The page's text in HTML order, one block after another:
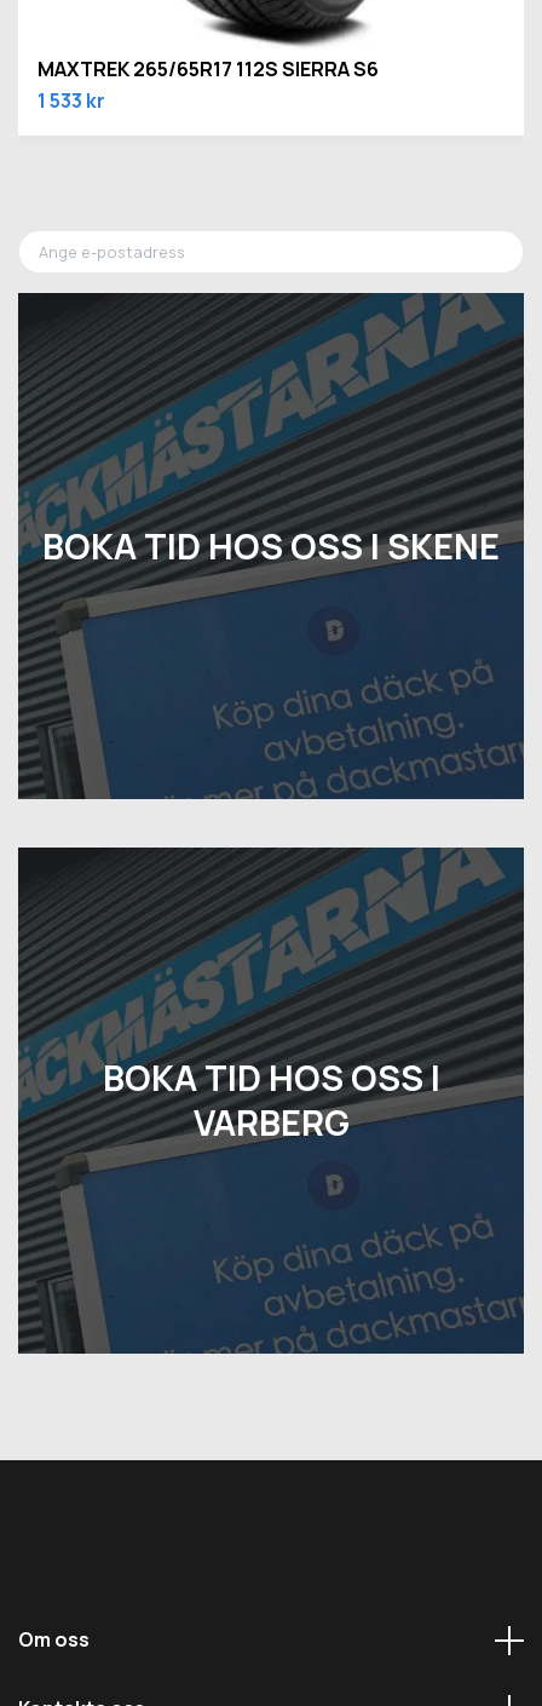
BOKA TID HOS OSS I SKENE
BOKA TID HOS OSS I
VARBERG
MAXTREK 265/65R17 112S SIERRA S6
1 533 kr
Om oss